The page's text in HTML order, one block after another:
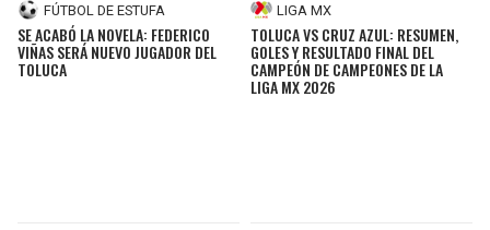
FÚTBOL DE ESTUFA
SE ACABÓ LA NOVELA: FEDERICO
VIÑAS SERÁ NUEVO JUGADOR DEL
TOLUCA
LIGA MX
TOLUCA VS CRUZ AZUL: RESUMEN,
GOLES Y RESULTADO FINAL DEL
CAMPEÓN DE CAMPEONES DE LA
LIGA MX 2026